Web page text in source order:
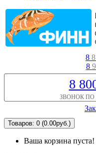
8
8
8
ЗВОНОК ПО
Товаров: 0 (0.00руб.)
Ваша корзина пуста!